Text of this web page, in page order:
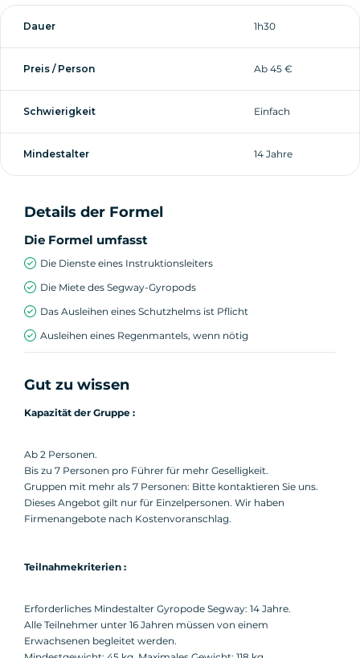
wiederzufinden.
Dauer 1h30
Preis / Person Ab 45 €
Schwierigkeit Einfach
Mindestalter 14 Jahre
Details der Formel
Die Formel umfasst
Die Dienste eines Instruktionsleiters
Die Miete des Segway-Gyropods
Das Ausleihen eines Schutzhelms ist Pflicht
Ausleihen eines Regenmantels, wenn nötig
Gut zu wissen
Kapazität der Gruppe :
Ab 2 Personen.
Bis zu 7 Personen pro Führer für mehr Geselligkeit.
Gruppen mit mehr als 7 Personen: Bitte kontaktieren Sie uns.
Dieses Angebot gilt nur für Einzelpersonen. Wir haben
Firmenangebote nach Kostenvoranschlag.
Teilnahmekriterien :
Erforderliches Mindestalter Gyropode Segway: 14 Jahre.
Alle Teilnehmer unter 16 Jahren müssen von einem
Erwachsenen begleitet werden.